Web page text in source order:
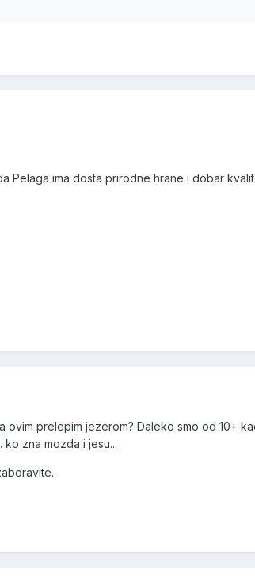
Pelaga ima dosta prirodne hrane i dobar
prelepim jezerom? Daleko smo od 10+
zna mozda i jesu...